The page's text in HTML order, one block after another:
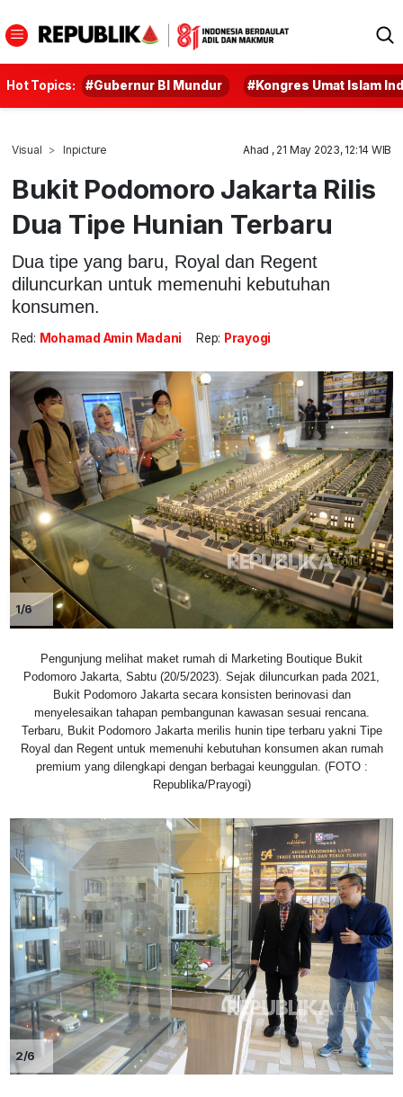
Hot Topics: #Gubernur BI Mundur #Kongres Umat Islam
Visual Inpicture Ahad , 21 May 2023, 12:14 WIB
Bukit Podomoro Jakarta Rilis
Dua Tipe Hunian Terbaru
Dua tipe yang baru, Royal dan Regent
diluncurkan untuk memenuhi kebutuhan
konsumen.
Red: Mohamad Amin Madani Rep: Prayogi
1/6
Pengunjung melihat maket rumah di Marketing Boutique Bukit
Podomoro Jakarta, Sabtu (20/5/2023). Sejak diluncurkan pada 2021,
Bukit Podomoro Jakarta secara konsisten berinovasi dan
menyelesaikan tahapan pembangunan kawasan sesuai rencana.
Terbaru, Bukit Podomoro Jakarta merilis hunin tipe terbaru yakni Tipe
Royal dan Regent untuk memenuhi kebutuhan konsumen akan rumah
premium yang dilengkapi dengan berbagai keunggulan. (FOTO :
Republika/Prayogi)
2/6